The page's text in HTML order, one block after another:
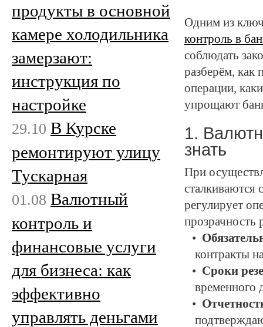
Одним из
контроль в
соблюдать
разберём, как
операции,
упрощают
1.
знать
При
сталкиваются
регулирует
прозрачность
контракты
Сроки
временного
продукты в основной
камере холодильника
замерзают:
инструкция по
настройке
29.10 В Курске
ремонтируют улицу
Тускарная
01.08 Валютный
контроль и
финансовые услуги
для бизнеса: как
эффективно
управлять деньгами